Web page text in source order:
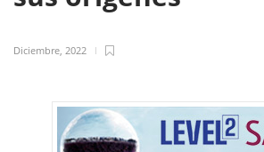
Diciembre, 2022